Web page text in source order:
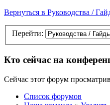
Вернуться в Руководства /
Перейти:
Кто сейчас на
Сейчас этот форум
Список форумов